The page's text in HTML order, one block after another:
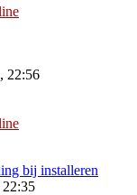
22:56
bij installeren